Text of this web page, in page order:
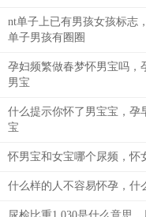
nt单子上已有男孩女孩标志
单子男孩有圈圈
孕妇频繁做春梦怀男宝吗，
男宝
什么提示你怀了男宝宝，孕
宝
怀男宝和女宝哪个尿频，怀
什么样的人不容易怀孕，什